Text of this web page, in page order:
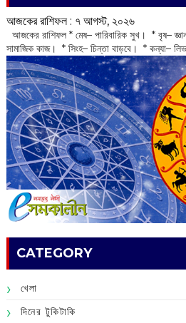
আজকের রাশিফল :‌ ‌‌৭ আগস্ট, ২০২৬
আজকের রাশিফল * মেষ– পারিবারিক সুখ। * বৃষ–
সামাজিক কাজ। * সিংহ– চিন্তা বাড়বে। * কন্যা–
CATEGORY
খেলা
দিনের টুকিটাকি